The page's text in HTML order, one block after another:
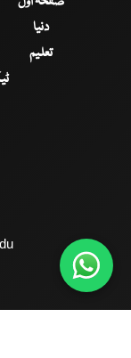
دنیا
تعلیم